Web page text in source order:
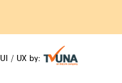
UI / UX by: